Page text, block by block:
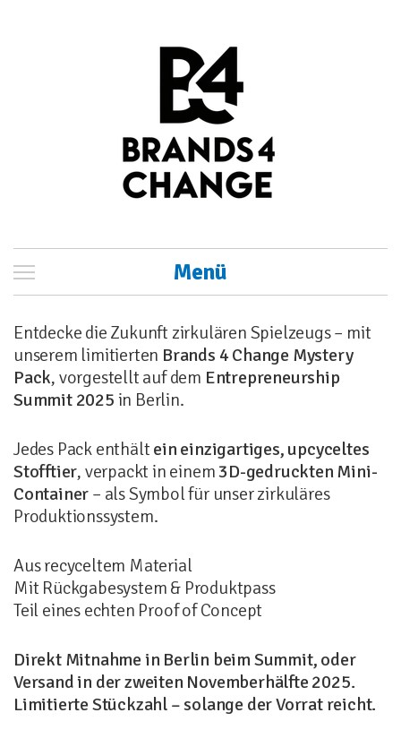
Menü
Entdecke die Zukunft zirkulären Spielzeugs – mit
unserem limitierten Brands 4 Change Mystery
Pack, vorgestellt auf dem Entrepreneurship
Summit 2025 in Berlin.
Jedes Pack enthält ein einzigartiges, upcyceltes
Stofftier, verpackt in einem3D-gedruckten Mini-
Container – als Symbol für unser zirkuläres
Produktionssystem.
Aus recyceltem Material
Mit Rückgabesystem & Produktpass
Teil eines echten Proof of Concept
Direkt Mitnahme in Berlin beim Summit, oder
Versand in der zweiten Novemberhälfte 2025.
Limitierte Stückzahl – solange der Vorrat reicht.